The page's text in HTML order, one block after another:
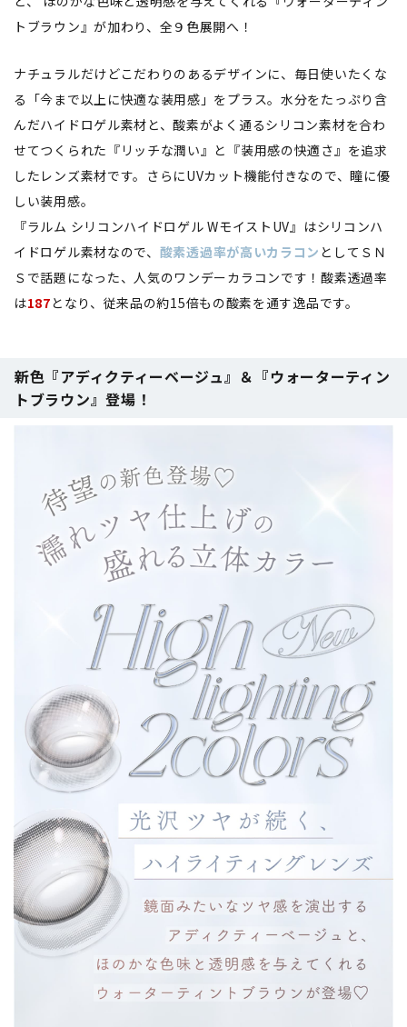
トブラウン』が加わり、全９色展開へ！
ナチュラルだけどこだわりのあるデザインに、毎日使いたくな
る「今まで以上に快適な装用感」をプラス。水分をたっぷり含
んだハイドロゲル素材と、酸素がよく通るシリコン素材を合わ
せてつくられた『リッチな潤い』と『装用感の快適さ』を追求
したレンズ素材です。さらにUVカット機能付きなので、瞳に優
しい装用感。
『ラルム シリコンハイドロゲル WモイストUV』はシリコンハ
イドロゲル素材なので、 酸素透過率が高いカラコン としてＳＮ
Ｓで話題になった、人気のワンデーカラコンです！酸素透過率
は187となり、従来品の約15倍もの酸素を通す逸品です。
新色『アディクティーベージュ』＆『ウォーターティン
トブラウン』登場！